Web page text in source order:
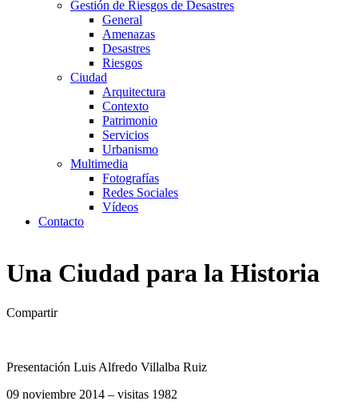
Gestión de Riesgos de Desastres
General
Amenazas
Desastres
Riesgos
Ciudad
Arquitectura
Contexto
Patrimonio
Servicios
Urbanismo
Multimedia
Fotografías
Redes Sociales
Vídeos
Contacto
Una Ciudad para la Historia
Compartir
Presentación Luis Alfredo Villalba Ruiz
09 noviembre 2014 – visitas 1982